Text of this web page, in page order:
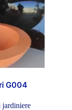
G004
jardiniere